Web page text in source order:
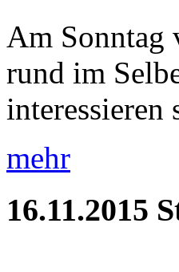
Am Sonntag
rund im
interessieren
mehr
16.11.2015